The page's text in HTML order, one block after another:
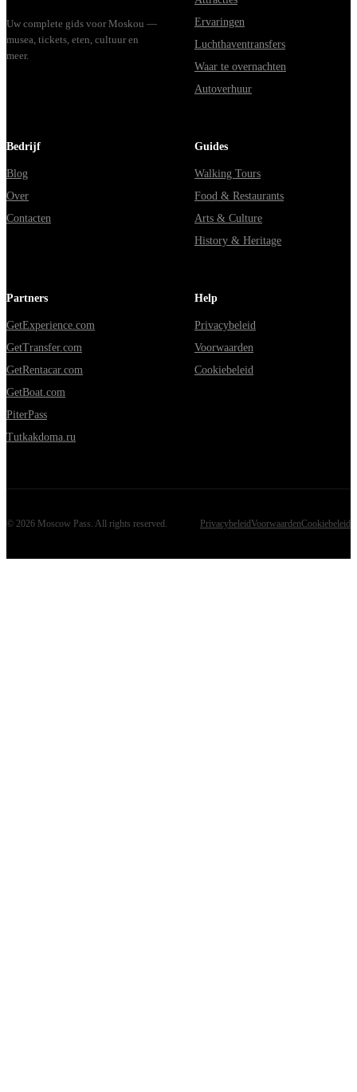
Uw complete gids voor Moskou —
musea, tickets, eten, cultuur en
meer.
Ervaringen
Luchthaventransfers
Waar te overnachten
Autoverhuur
Bedrijf
Blog
Over
Contacten
Guides
Walking Tours
Food & Restaurants
Arts & Culture
History & Heritage
Partners
GetExperience.com
GetTransfer.com
GetRentacar.com
GetBoat.com
PiterPass
Tutkakdoma.ru
Help
Privacybeleid
Voorwaarden
Cookiebeleid
© 2026 Moscow Pass . All rights reserved. PrivacybeleidVoorwaardenCookiebeleid